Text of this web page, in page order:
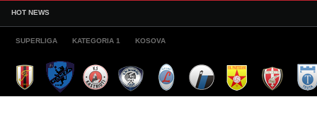
HOT NEWS
SUPERLIGA KATEGORIA 1 KOSOVA